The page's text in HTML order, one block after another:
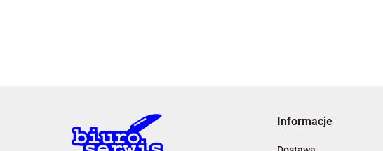
Informacje